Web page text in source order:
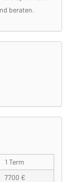
beraten.
1 Term
7700 €